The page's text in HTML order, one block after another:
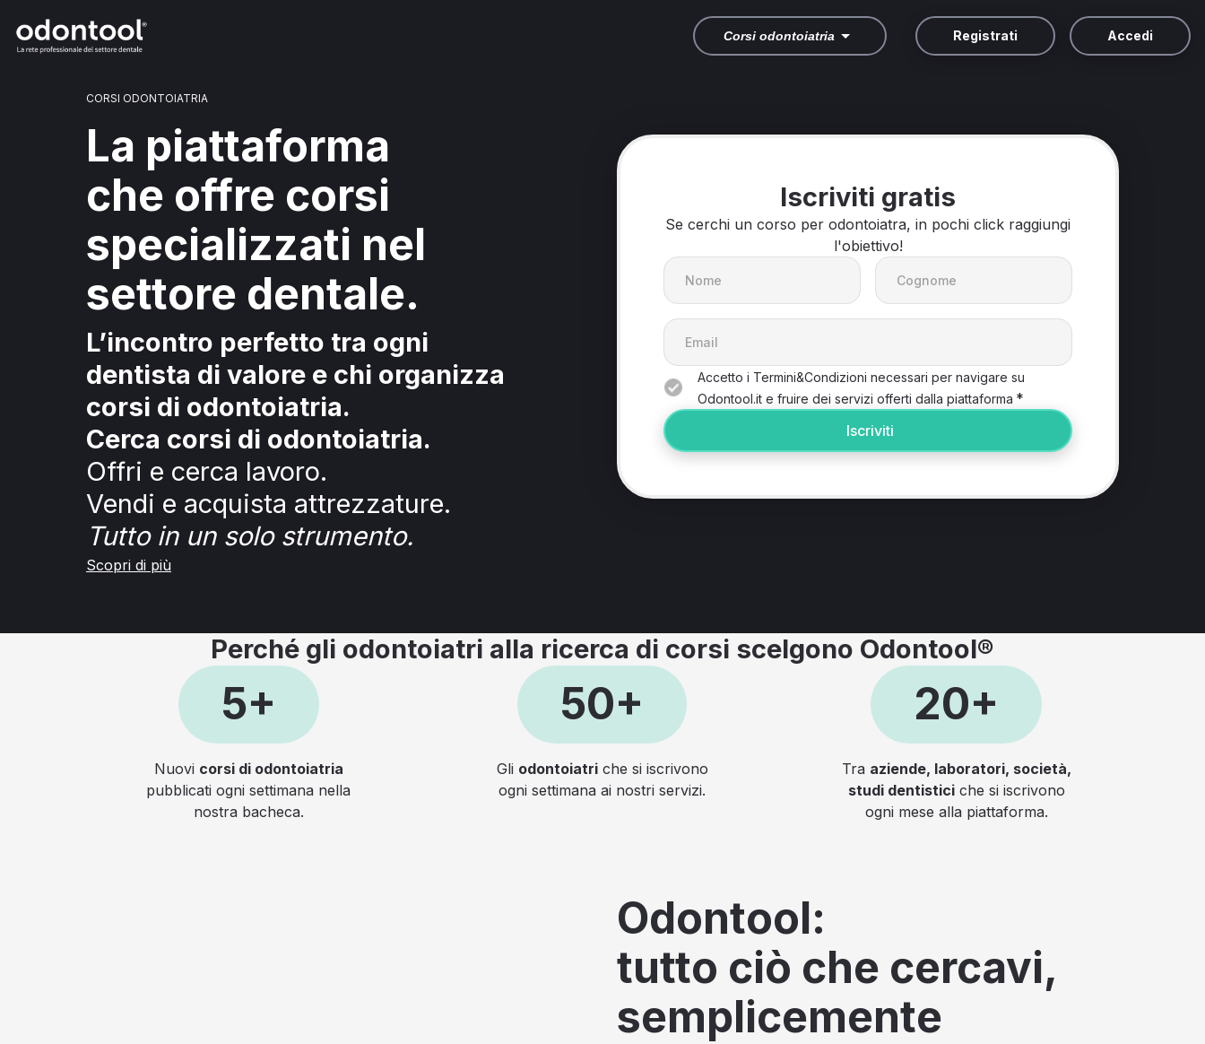
Corsi odontoiatria Registrati Accedi
CORSI ODONTOIATRIA
La piattaforma
che offre corsi
specializzati nel
settore dentale.
L’incontro perfetto tra ogni
dentista di valore e chi organizza
corsi di odontoiatria.
Cerca corsi di odontoiatria.
Offri e cerca lavoro.
Vendi e acquista attrezzature.
Tutto in un solo strumento.
Scopri di più
Iscriviti gratis
Se cerchi un corso per odontoiatra, in pochi click raggiungi
l'obiettivo!
Accetto i Termini&Condizioni necessari per navigare su
Odontool.it e fruire dei servizi offerti dalla piattaforma *
Iscriviti
Perché gli odontoiatri alla ricerca di corsi scelgono Odontool®
5+
Nuovi corsi di odontoiatria
pubblicati ogni settimana nella
nostra bacheca.
50+
Gli odontoiatriche si iscrivono
ogni settimana ai nostri servizi.
20+
Tra aziende, laboratori, società,
studi dentisticiche si iscrivono
ogni mese alla piattaforma.
Odontool:
tutto ciò che cercavi,
semplicemente